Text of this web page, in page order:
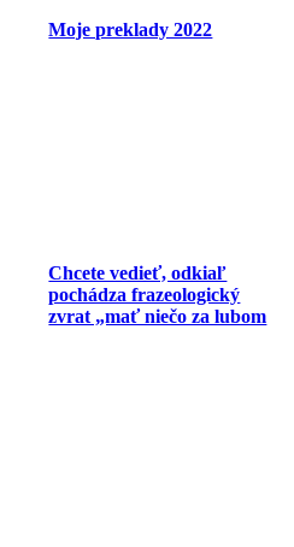
Moje preklady 2022
Chcete vedieť, odkiaľ
pochádza frazeologický
zvrat „mať niečo za lubom